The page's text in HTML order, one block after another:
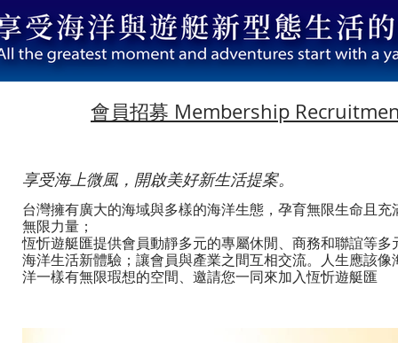
會員招募 Membership
​享受海上微風，開啟美好新生活提案。
台灣擁有廣大的海域與多樣的海洋生態，孕育無限生命且充
無限力量；
恆忻遊艇匯提供會員動靜多元的專屬休閒、商務和聯誼等多
海洋生活新體驗；讓會員與產業之間互相交流。人生應該像
洋一樣有無限瑕想的空間、邀請您一同來加入恆忻遊艇匯